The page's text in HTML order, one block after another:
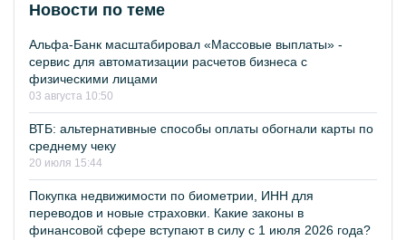
Новости по теме
Альфа-Банк масштабировал «Массовые выплаты» -
сервис для автоматизации расчетов бизнеса с
физическими лицами
03 августа 10:50
ВТБ: альтернативные способы оплаты обогнали карты по
среднему чеку
20 июля 15:44
Покупка недвижимости по биометрии, ИНН для
переводов и новые страховки. Какие законы в
финансовой сфере вступают в силу с 1 июля 2026 года?